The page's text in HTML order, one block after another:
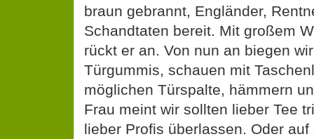
braun gebrannt, Engländer,
Schandtaten bereit. Mit großem
rückt er an. Von nun an biegen
Türgummis, schauen mit
möglichen Türspalte, hämmern
Frau meint wir sollten lieber Tee
lieber Profis überlassen. Oder auf